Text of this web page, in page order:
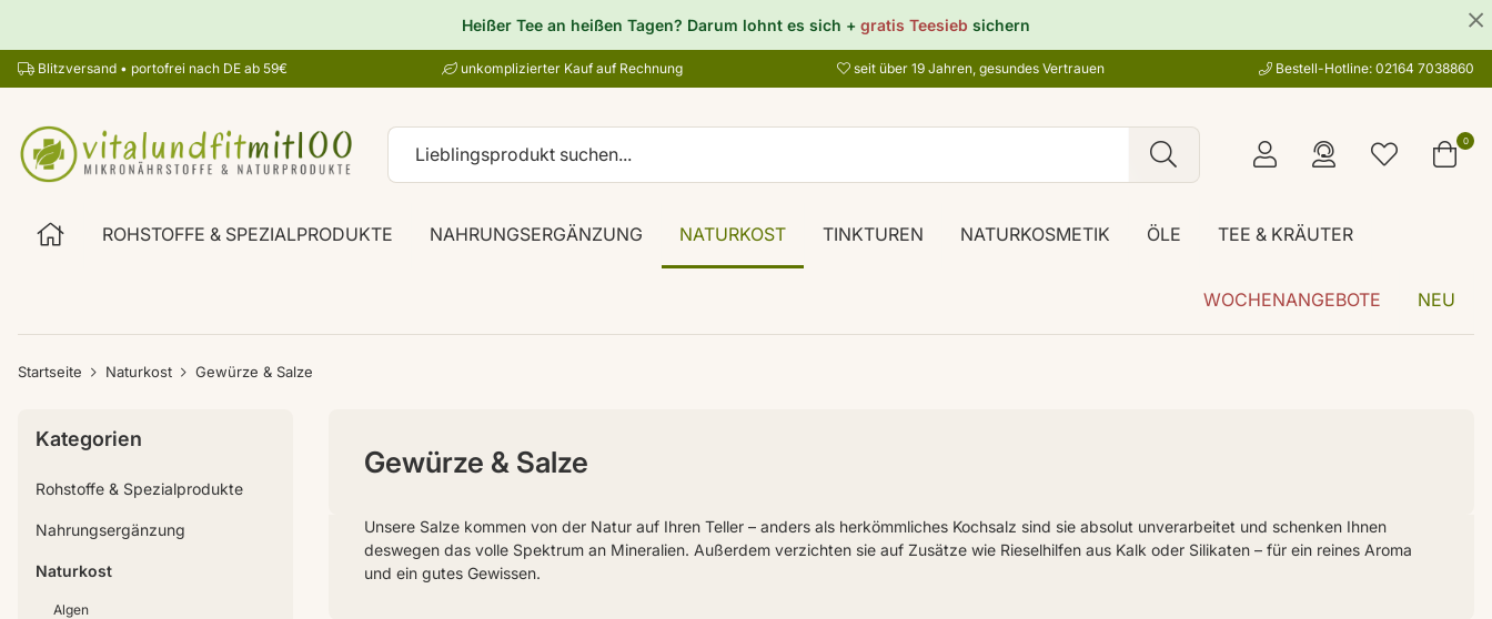
Heißer Tee an heißen Tagen? Darum lohnt es sich + gratis Teesieb sichern
Blitzversand • portofrei nach DE ab 59€ unkomplizierter Kauf auf Rechnung seit über 19 Jahren, gesundes Vertrauen Bestell-Hotline: 02164 7038860
ROHSTOFFE & SPEZIALPRODUKTE NAHRUNGSERGÄNZUNG NATURKOST TINKTUREN NATURKOSMETIK ÖLE TEE & KRÄUTER
WOCHENANGEBOTE NEU
0
Startseite Naturkost Gewürze & Salze
Gewürze & Salze
Unsere Salze kommen von der Natur auf Ihren Teller – anders als herkömmliches Kochsalz sind sie absolut unverarbeitet und schenken Ihnen
deswegen das volle Spektrum an Mineralien. Außerdem verzichten sie auf Zusätze wie Rieselhilfen aus Kalk oder Silikaten – für ein reines Aroma
und ein gutes Gewissen.
Kategorien
Rohstoffe & Spezialprodukte
Nahrungsergänzung
Naturkost
Algen